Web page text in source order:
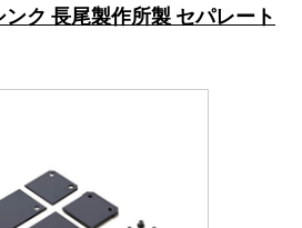
ク 長尾製作所製 セパレート